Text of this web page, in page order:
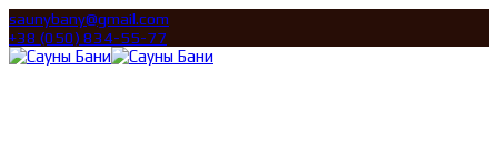
saunybany@gmail.com
+38 (050) 834-55-77